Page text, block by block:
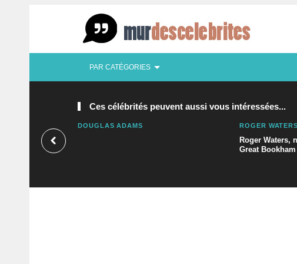
PAR CATÉGORIES
Ces célébrités peuvent aussi vous intéressées...
DOUGLAS ADAMS ROGER WATERS
Roger Waters,
Great